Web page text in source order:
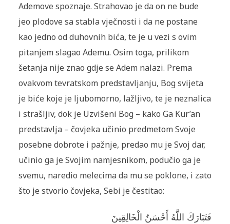
Ademove spoznaje. Strahovao je da on ne bude
jeo plodove sa stabla vječnosti i da ne postane
kao jedno od duhovnih bića, te je u vezi s ovim
pitanjem slagao Ademu. Osim toga, prilikom
šetanja nije znao gdje se Adem nalazi. Prema
ovakvom tevratskom predstavljanju, Bog svijeta
je biće koje je ljubomorno, lažljivo, te je neznalica
i strašljiv, dok je Uzvišeni Bog – kako Ga Kur’an
predstavlja – čovjeka učinio predmetom Svoje
posebne dobrote i pažnje, predao mu je Svoj dar,
učinio ga je Svojim namjesnikom, podučio ga je
svemu, naredio melecima da mu se poklone, i zato
što je stvorio čovjeka, Sebi je čestitao:
فَتَبَارَكَ اللَّهُ أَحْسَنُ الْخَالِقِينَ